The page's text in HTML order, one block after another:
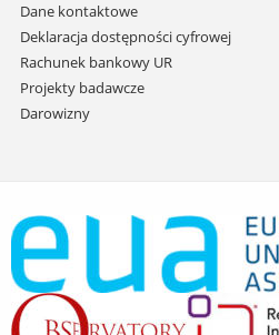
Dane kontaktowe
Deklaracja dostępności cyfrowej
Rachunek bankowy UR
Projekty badawcze
Darowizny